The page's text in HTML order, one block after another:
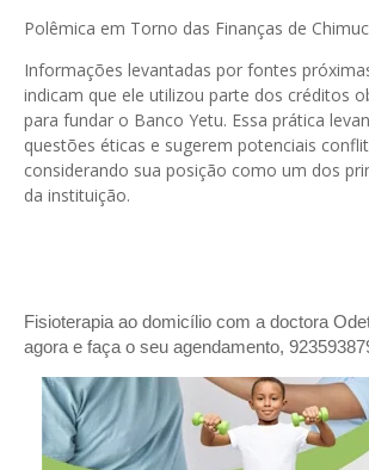
Polêmica em Torno das Finanças de
Informações levantadas por fontes
indicam que ele utilizou parte dos créditos
para fundar o Banco Yetu. Essa prática
questões éticas e sugerem potenciais
considerando sua posição como um dos
da instituição.
Fisioterapia ao domicílio com a doctora
agora e faça o seu agendamento,